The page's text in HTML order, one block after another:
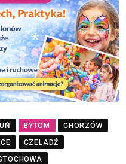
BYTOM
CHORZÓW
CZELADŹ